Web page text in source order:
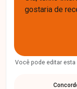
Você pode editar esta